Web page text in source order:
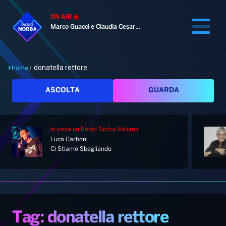
ON AIR
Marco Guacci e Claudia Cesaroni
Home
Palinsesto
Notizie
Home/ donatella rettore
ASCOLTA GUARDA
In onda su Radio Norba Italiana
Luca Carboni
Ci Stiamo Sbagliando
Tag: donatella rettore